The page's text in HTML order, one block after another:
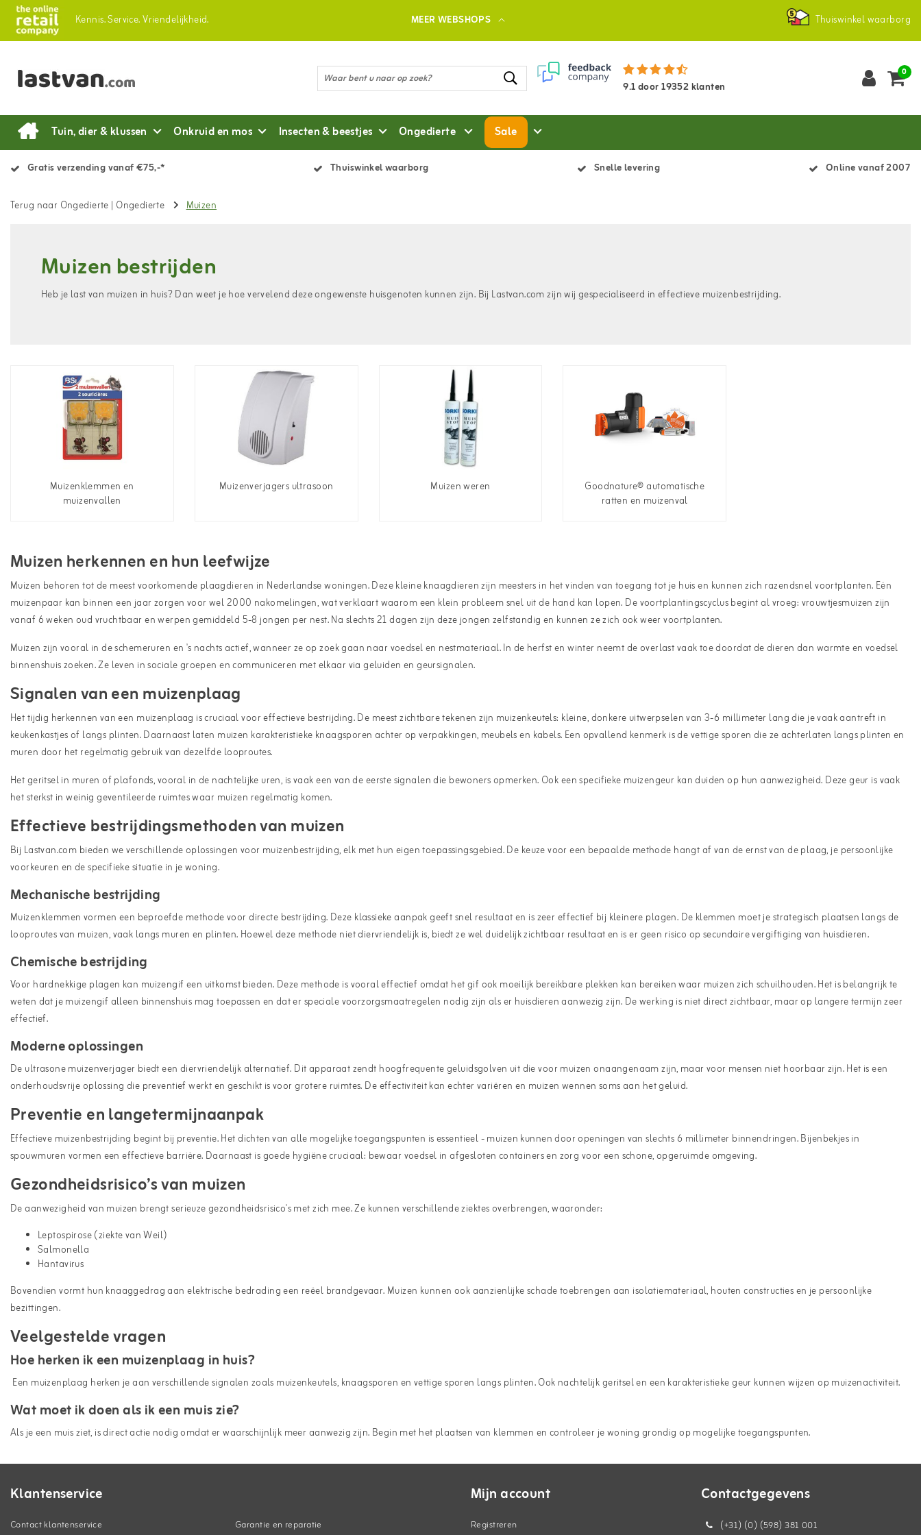
Kennis.Service.Vriendelijkheid. MEER WEBSHOPS Thuiswinkel waarborg
9.1door19352klanten
0
Tuin, dier & klussen Onkruid en mos Insecten & beestjes Ongedierte Sale
Gratis verzending vanaf €75,-* Thuiswinkel waarborg Snelle levering Online vanaf 2007
Terug naar Ongedierte | Ongedierte Muizen
Muizen bestrijden
Heb je last van muizen in huis? Dan weet je hoe vervelend deze ongewenste huisgenoten kunnen zijn. Bij Lastvan.com zijn wij gespecialiseerd in effectieve muizenbestrijding.
Muizenklemmen en
muizenvallen
Muizenverjagers ultrasoon Muizen weren
Goodnature® automatische
ratten en muizenval
Muizen herkennen en hun leefwijze
Muizen behoren tot de meest voorkomende plaagdieren in Nederlandse woningen. Deze kleine knaagdieren zijn meesters in het vinden van toegang tot je huis en kunnen zich razendsnel voortplanten. Eén
muizenpaar kan binnen een jaar zorgen voor wel 2000 nakomelingen, wat verklaart waarom een klein probleem snel uit de hand kan lopen. De voortplantingscyclus begint al vroeg: vrouwtjesmuizen zijn
vanaf 6 weken oud vruchtbaar en werpen gemiddeld 5-8 jongen per nest. Na slechts 21 dagen zijn deze jongen zelfstandig en kunnen ze zich ook weer voortplanten.
Muizen zijn vooral in de schemeruren en 's nachts actief, wanneer ze op zoek gaan naar voedsel en nestmateriaal. In de herfst en winter neemt de overlast vaak toe doordat de dieren dan warmte en voedsel
binnenshuis zoeken. Ze leven in sociale groepen en communiceren met elkaar via geluiden en geursignalen.
Signalen van een muizenplaag
Het tijdig herkennen van een muizenplaag is cruciaal voor effectieve bestrijding. De meest zichtbare tekenen zijn muizenkeutels: kleine, donkere uitwerpselen van 3-6 millimeter lang die je vaak aantreft in
keukenkastjes of langs plinten. Daarnaast laten muizen karakteristieke knaagsporen achter op verpakkingen, meubels en kabels. Een opvallend kenmerk is de vettige sporen die ze achterlaten langs plinten en
muren door het regelmatig gebruik van dezelfde looproutes.
Het geritsel in muren of plafonds, vooral in de nachtelijke uren, is vaak een van de eerste signalen die bewoners opmerken. Ook een specifieke muizengeur kan duiden op hun aanwezigheid. Deze geur is vaak
het sterkst in weinig geventileerde ruimtes waar muizen regelmatig komen.
Effectieve bestrijdingsmethoden van muizen
Bij Lastvan.com bieden we verschillende oplossingen voor muizenbestrijding, elk met hun eigen toepassingsgebied. De keuze voor een bepaalde methode hangt af van de ernst van de plaag, je persoonlijke
voorkeuren en de specifieke situatie in je woning.
Mechanische bestrijding
Muizenklemmen vormen een beproefde methode voor directe bestrijding. Deze klassieke aanpak geeft snel resultaat en is zeer effectief bij kleinere plagen. De klemmen moet je strategisch plaatsen langs de
looproutes van muizen, vaak langs muren en plinten. Hoewel deze methode niet diervriendelijk is, biedt ze wel duidelijk zichtbaar resultaat en is er geen risico op secundaire vergiftiging van huisdieren.
Chemische bestrijding
Voor hardnekkige plagen kan muizengif een uitkomst bieden. Deze methode is vooral effectief omdat het gif ook moeilijk bereikbare plekken kan bereiken waar muizen zich schuilhouden. Het is belangrijk te
weten dat je muizengif alleen binnenshuis mag toepassen en dat er speciale voorzorgsmaatregelen nodig zijn als er huisdieren aanwezig zijn. De werking is niet direct zichtbaar, maar op langere termijn zeer
effectief.
Moderne oplossingen
De ultrasone muizenverjager biedt een diervriendelijk alternatief. Dit apparaat zendt hoogfrequente geluidsgolven uit die voor muizen onaangenaam zijn, maar voor mensen niet hoorbaar zijn. Het is een
onderhoudsvrije oplossing die preventief werkt en geschikt is voor grotere ruimtes. De effectiviteit kan echter variëren en muizen wennen soms aan het geluid.
Preventie en langetermijnaanpak
Effectieve muizenbestrijding begint bij preventie. Het dichten van alle mogelijke toegangspunten is essentieel - muizen kunnen door openingen van slechts 6 millimeter binnendringen. Bijenbekjes in
spouwmuren vormen een effectieve barrière. Daarnaast is goede hygiëne cruciaal: bewaar voedsel in afgesloten containers en zorg voor een schone, opgeruimde omgeving.
Gezondheidsrisico’s van muizen
De aanwezigheid van muizen brengt serieuze gezondheidsrisico's met zich mee. Ze kunnen verschillende ziektes overbrengen, waaronder:
Leptospirose (ziekte van Weil)
Salmonella
Hantavirus
Bovendien vormt hun knaaggedrag aan elektrische bedrading een reëel brandgevaar. Muizen kunnen ook aanzienlijke schade toebrengen aan isolatiemateriaal, houten constructies en je persoonlijke
bezittingen.
Veelgestelde vragen
Hoe herken ik een muizenplaag in huis?
Een muizenplaag herken je aan verschillende signalen zoals muizenkeutels, knaagsporen en vettige sporen langs plinten. Ook nachtelijk geritsel en een karakteristieke geur kunnen wijzen op muizenactiviteit.
Wat moet ik doen als ik een muis zie?
Als je een muis ziet, is direct actie nodig omdat er waarschijnlijk meer aanwezig zijn. Begin met het plaatsen van klemmen en controleer je woning grondig op mogelijke toegangspunten.
Klantenservice
Contact klantenservice Garantie en reparatie
Mijn account
Registreren
Contactgegevens
(+31) (0) (598) 381 001